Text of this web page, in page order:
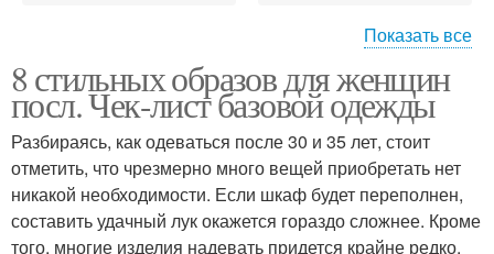
Стильная одежда Модные платья
Кожаная одежда Модные образа
Показать все
8 стильных образов для женщин
посл. Чек-лист базовой одежды
Разбираясь, как одеваться после 30 и 35 лет, стоит
отметить, что чрезмерно много вещей приобретать нет
никакой необходимости. Если шкаф будет переполнен,
составить удачный лук окажется гораздо сложнее. Кроме
того, многие изделия надевать придется крайне редко.